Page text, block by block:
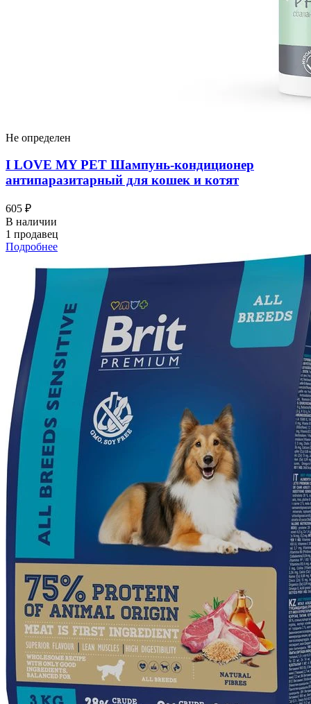
Не определен
I LOVЕ MY PET Шампунь-кондиционер
антипаразитарный для кошек и котят
605 ₽
В наличии
1 продавец
Подробнее